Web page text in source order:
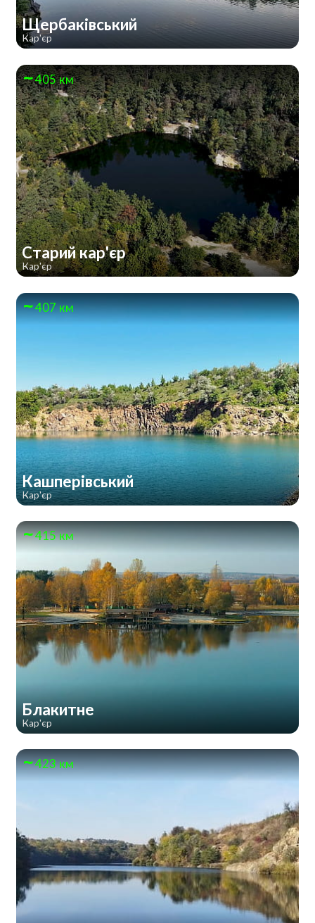
Щербаківський
Кар'єр
405 км
Старий кар'єр
Кар'єр
407 км
Кашперівський
Кар'єр
415 км
Блакитне
Кар'єр
423 км